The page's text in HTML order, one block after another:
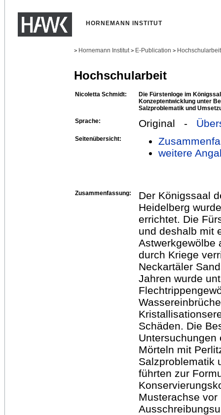
HORNEMANN INSTITUT
> Hornemann Institut > E-Publication >
Hochschularbeit
Nicoletta Schmidt:
Die Fürstenloge im
Konzeptentwicklung unter
Salzproblematik und
Sprache:
Original -
Seitenübersicht:
weitere
Zusammenfassung:
Der Königssaal
Heidelberg
errichtet. Die
und deshalb mit
Astwerkgewölbe
durch Kriege
Neckartäler
Jahren wurde
Schäden. Die
Untersuchungen
Mörteln mit
Salzproblematik
führten zur
Musterachse